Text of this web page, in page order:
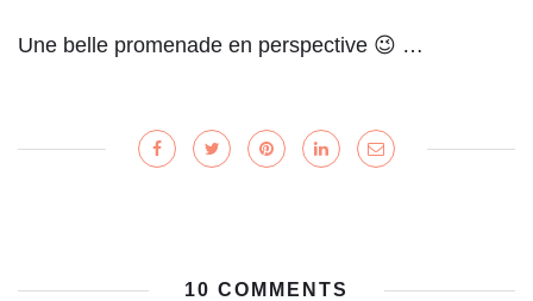
Une belle promenade en perspective 😉 …
10 COMMENTS